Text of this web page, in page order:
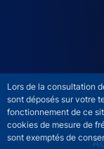
Lors de la consultation
sont déposés sur votre
fonctionnement de ce
cookies de mesure de
sont exemptés de
ACPR